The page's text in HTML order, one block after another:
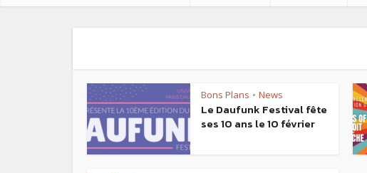
Bons Plans • News
Le Daufunk Festival fête
ses 10 ans le 10 février